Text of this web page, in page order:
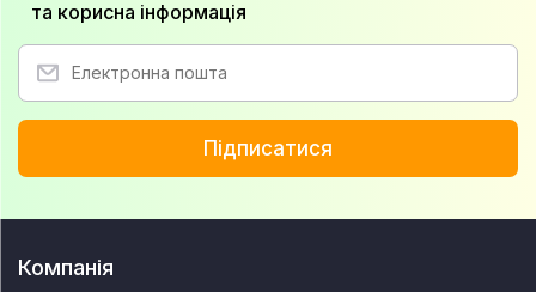
та корисна інформація
Підписатися
Компанія